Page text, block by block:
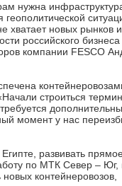
нужна
хватает новых рынков
российского
компании FESCO
строиться
момент у нас
развивать
по МТК Север – Юг,
контейнеровозов,